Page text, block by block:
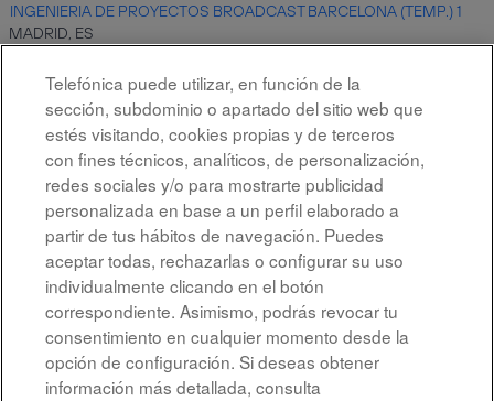
INGENIERIA DE PROYECTOS BROADCAST BARCELONA (TEMP.) 1
MADRID, ES
Resultados
Aviso legal
Accesibilidad
Telefónica puede utilizar, en función de la
sección, subdominio o apartado del sitio web que
estés visitando, cookies propias y de terceros
con fines técnicos, analíticos, de personalización,
redes sociales y/o para mostrarte publicidad
personalizada en base a un perfil elaborado a
partir de tus hábitos de navegación. Puedes
aceptar todas, rechazarlas o configurar su uso
individualmente clicando en el botón
correspondiente. Asimismo, podrás revocar tu
consentimiento en cualquier momento desde la
opción de configuración. Si deseas obtener
información más detallada, consulta